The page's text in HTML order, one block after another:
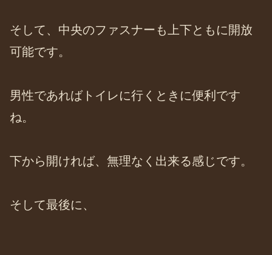
そして、中央のファスナーも上下ともに開放
可能です。
男性であればトイレに行くときに便利です
ね。
下から開ければ、無理なく出来る感じです。
そして最後に、